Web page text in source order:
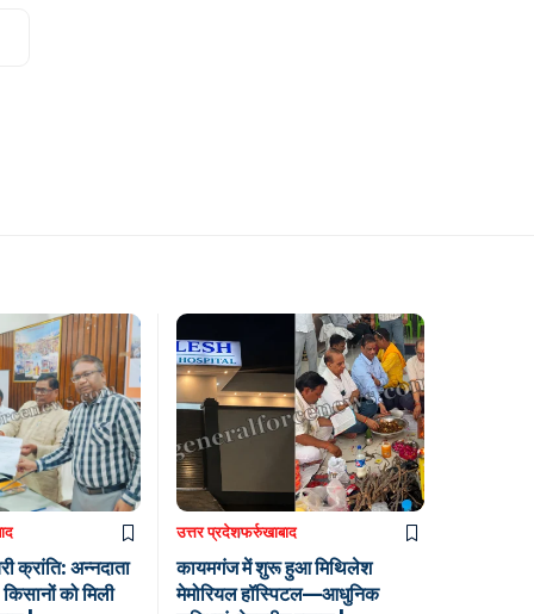
क्रांति: अन्नदाता
को मिली
उत्तर प्रदेशफर्रुखाबाद
कायमगंज में शुरू हुआ मिथिलेश
मेमोरियल हॉस्पिटल—आधुनिक